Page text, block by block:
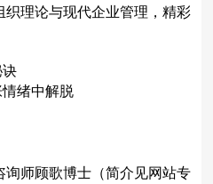
织理论与现代企业管理，精彩
诀
绪中解脱
询师顾歌博士（简介见网站专